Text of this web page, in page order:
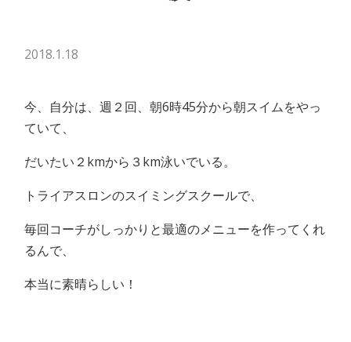
2018.1.18
今、自分は、週２回、朝6時45分から朝スイムをやっ
ていて、
だいたい２kmから３km泳いでいる。
トライアスロンのスイミングスクールで、
毎回コーチがしっかりと最適のメニューを作ってくれ
るんで、
本当に素晴らしい！